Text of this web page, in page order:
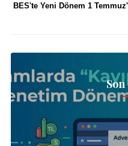
BES'te Yeni Dönem 1